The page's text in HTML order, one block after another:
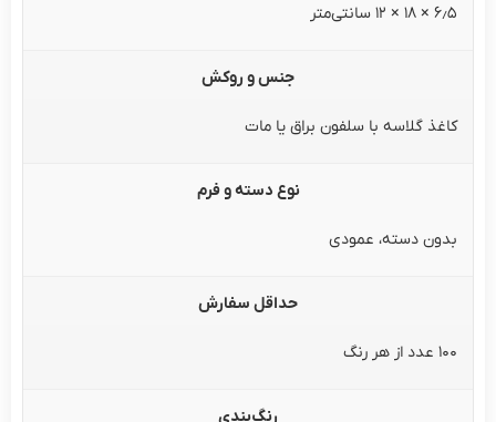
۶٫۵ × ۱۸ × ۱۲ سانتی‌متر
جنس و روکش
کاغذ گلاسه با سلفون براق یا مات
نوع دسته و فرم
بدون دسته، عمودی
حداقل سفارش
۱۰۰ عدد از هر رنگ
رنگ‌بندی